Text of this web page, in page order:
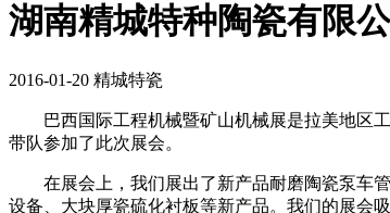
湖南精城特种陶瓷有限
2016-01-20 精城特瓷
巴西国际工程机械暨矿山机械展是拉美地区工
带队参加了此次展会。
在展会上，我们展出了新产品耐磨陶瓷泵车管
设备、大块厚瓷硫化衬板等新产品。我们的展会